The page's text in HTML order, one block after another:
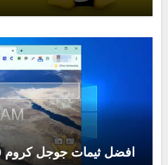
افضل ثيمات جوجل كروم 2020